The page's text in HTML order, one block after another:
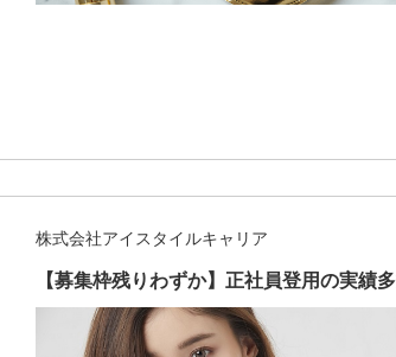
株式会社アイスタイルキャリア
【募集枠残りわずか】正社員登用の実績